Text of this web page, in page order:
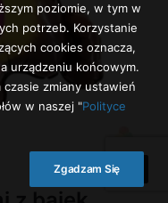
poziomie, w tym w
potrzeb. Korzystanie
cookies oznacza,
urządzeniu końcowym.
zmiany ustawień
w naszej "Polityce
Zgadzam Się